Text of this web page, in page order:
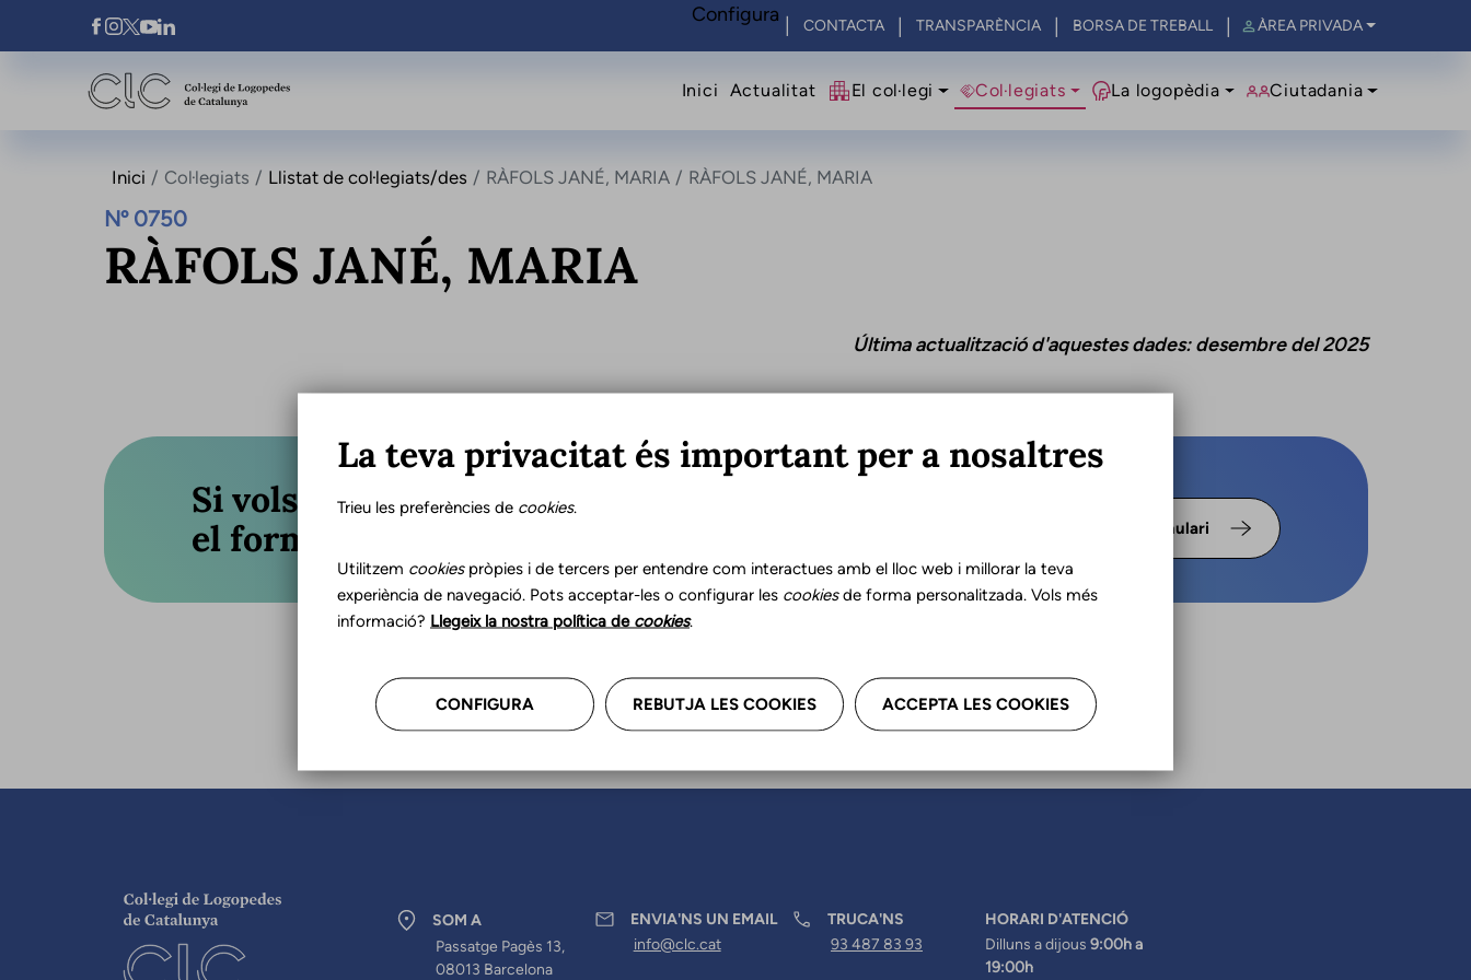
Vés al contingut
Xarxes Socials CONTACTA TRANSPARÈNCIA BORSA DE TREBALL ÀREA PRIVADA
Navegació principal
Inici Actualitat El col·legi Col·legiats La logopèdia Ciutadania
Inici Col·legiats Llistat de col·legiats/des RÀFOLS JANÉ, MARIA RÀFOLS JANÉ, MARIA
Nº 0750
RÀFOLS JANÉ, MARIA
Última actualització d'aquestes dades: desembre del 2025
Si vols actualitzar les teves dades professionals omple
el formulari o truca'ns.
Formulari
SOM A
Passatge Pagès 13,
08013 Barcelona
ENVIA'NS UN EMAIL
info@clc.cat
TRUCA'NS
93 487 83 93
HORARI D'ATENCIÓ
Dilluns a dijous 9:00h a
19:00h
Configura
La teva privacitat és important per a nosaltres
Trieu les preferències de cookies.
Utilitzem cookiespròpies i de tercers per entendre com interactues amb el lloc web i millorar la teva
experiència de navegació. Pots acceptar-les o configurar les cookiesde forma personalitzada. Vols més
informació? Llegeix la nostra política de cookies.
CONFIGURA REBUTJA LES COOKIES ACCEPTA LES COOKIES